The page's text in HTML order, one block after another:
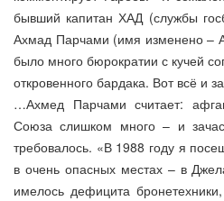
бывший капитан ХАД (службы
Ахмад Парчами (имя изменено –
было много бюрократии с кучей
откровенного бардака. Вот всё и
…Ахмед Парчами считает:
Союза слишком много – и
требовалось. «В 1988 году я
в очень опасных местах – в
имелось дефицита